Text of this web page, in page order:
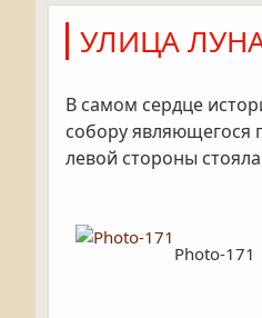
УЛИЦА
В самом сердце
собору являющегося
левой стороны
Photo-171